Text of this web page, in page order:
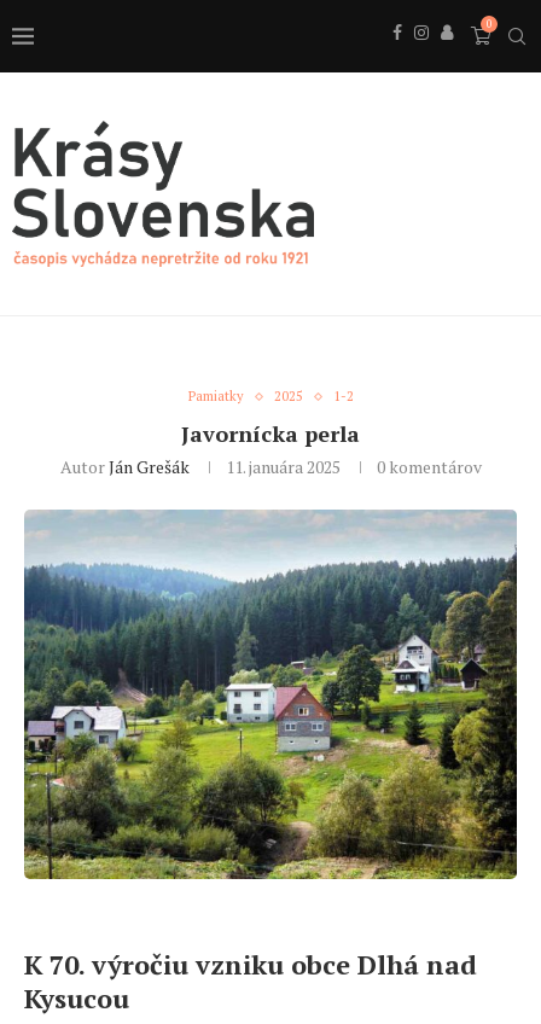
0
Pamiatky 2025 1-2
Javornícka perla
AutorJán Grešák 11. januára 2025 0 komentárov
K 70. výročiu vzniku obce Dlhá nad
Kysucou